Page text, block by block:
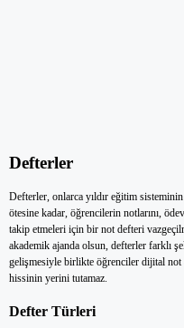
Defterler
Defterler, onlarca yıldır eğitim
ötesine kadar, öğrencilerin notlarını,
takip etmeleri için bir not defteri
akademik ajanda olsun, defterler farklı
gelişmesiyle birlikte öğrenciler dijital not
hissinin yerini tutamaz.
Defter Türleri